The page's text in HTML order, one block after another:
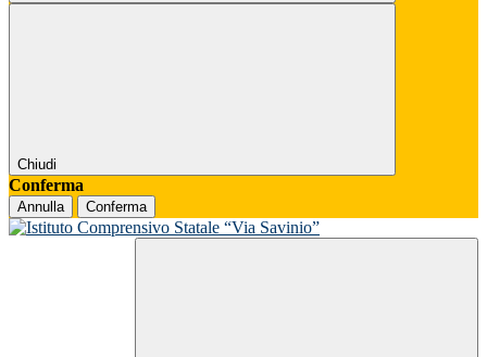
Chiudi
Conferma
Annulla Conferma